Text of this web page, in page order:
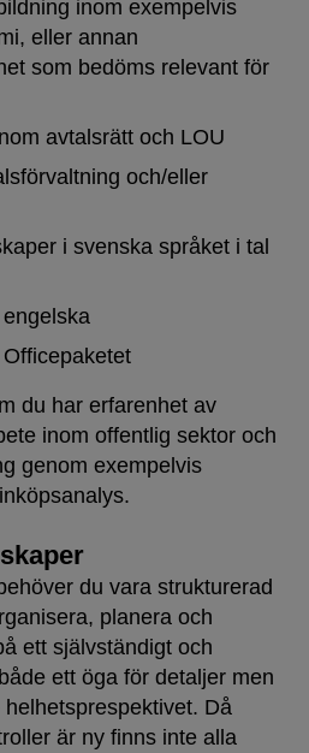
inom exempelvis
eller annan
som bedöms relevant för
avtalsrätt och LOU
och/eller
i svenska språket i tal
du har erfarenhet av
inom offentlig sektor och
genom exempelvis
du vara strukturerad
planera och
ett självständigt och
ett öga för detaljer men
Då
är ny finns inte alla